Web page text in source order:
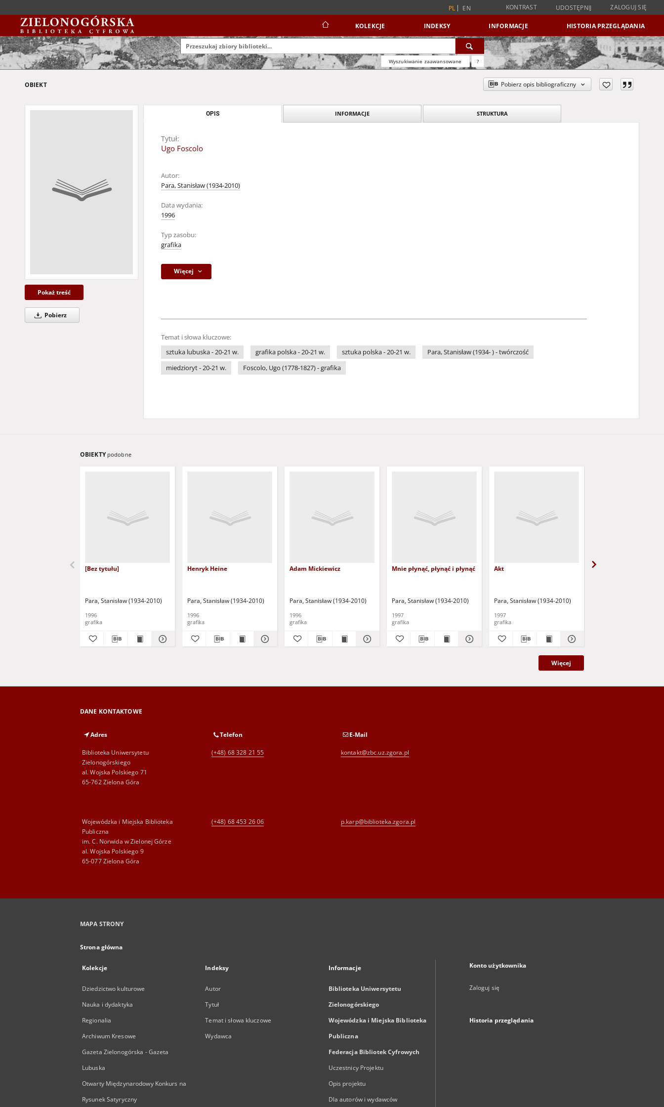
PL EN KONTRAST UDOSTĘPNIJ ZALOGUJ SIĘ
KOLEKCJE INDEKSY INFORMACJE HISTORIA PRZEGLĄDANIA
Wyszukiwanie zaawansowane ?
OBIEKT Pobierz opis bibliograficzny
Pokaż treść
Pobierz
OPIS INFORMACJE STRUKTURA
Tytuł:
Ugo Foscolo
Autor:
Para, Stanisław (1934-2010)
Data wydania:
1996
Typ zasobu:
grafika
Więcej
Temat i słowa kluczowe:
sztuka lubuska - 20-21 w.
grafika polska - 20-21 w. sztuka polska - 20-21 w.
Para, Stanisław (1934- ) - twórczość
miedzioryt - 20-21 w.
Foscolo, Ugo (1778-1827) - grafika
OBIEKTY podobne
[Bez tytułu]
Para, Stanisław (1934-2010)
1996
grafika
Henryk Heine
Para, Stanisław (1934-2010)
1996
grafika
Adam Mickiewicz
Para, Stanisław (1934-2010)
1996
grafika
Mnie płynąć, płynąć i płynąć
Para, Stanisław (1934-2010)
1997
grafika
Akt
Para, Stanisław (1934-2010)
1997
grafika
Więcej
DANE KONTAKTOWE
Adres
Biblioteka Uniwersytetu
Zielonogórskiego
al. Wojska Polskiego 71
65-762 Zielona Góra
Telefon
(+48) 68 328 21 55
E-Mail
kontakt@zbc.uz.zgora.pl
Wojewódzka i Miejska Biblioteka
Publiczna
im. C. Norwida w Zielonej Górze
al. Wojska Polskiego 9
65-077 Zielona Góra
(+48) 68 453 26 06 p.karp@biblioteka.zgora.pl
MAPA STRONY
Strona główna
Kolekcje
Dziedzictwo kulturowe
Nauka i dydaktyka
Regionalia
Archiwum Kresowe
Gazeta Zielonogórska - Gazeta
Lubuska
Otwarty Międzynarodowy Konkurs na
Rysunek Satyryczny
Indeksy
Autor
Tytuł
Temat i słowa kluczowe
Wydawca
Informacje
Biblioteka Uniwersytetu
Zielonogórskiego
Wojewódzka i Miejska Biblioteka
Publiczna
Federacja Bibliotek Cyfrowych
Uczestnicy Projektu
Opis projektu
Dla autorów i wydawców
Konto użytkownika
Zaloguj się
Historia przeglądania